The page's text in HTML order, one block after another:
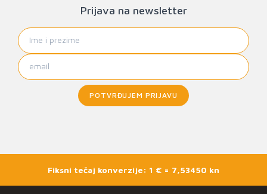
Prijava na newsletter
POTVRĐUJEM PRIJAVU
Fiksni tečaj konverzije: 1 € = 7,53450 kn